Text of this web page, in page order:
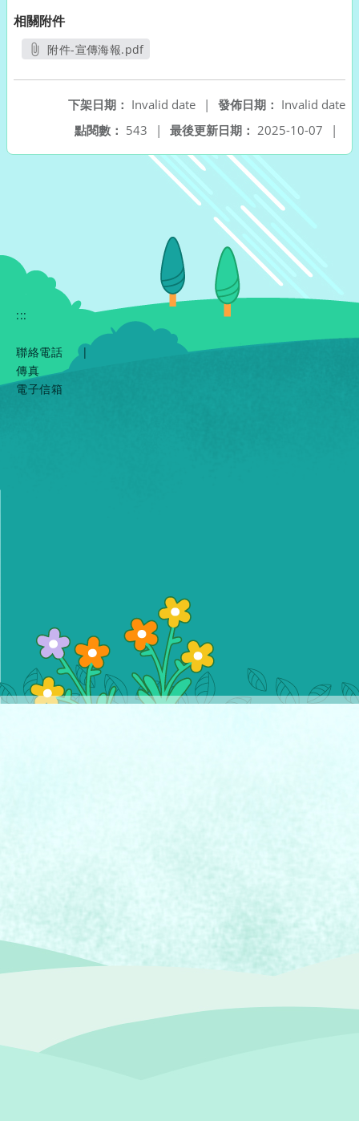
相關附件
附件-宣傳海報.pdf
發佈日期： Invalid date
下架日期： Invalid date
|
最後更新日期： 2025-10-07 |
點閱數： 543 |
:::
聯絡電話
|
傳真
電子信箱